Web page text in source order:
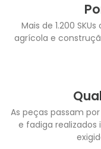
Mais de 1.200
agrícola e
As peças passam
e fadiga